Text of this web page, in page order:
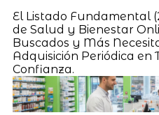
El Listado Fundamental
de Salud y Bienestar
Buscados y Más
Adquisición Periódica en
Confianza.